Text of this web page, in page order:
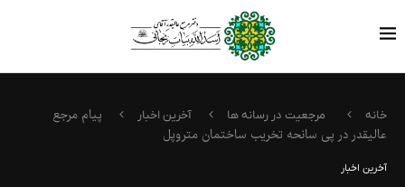
خانه مرجعیت در رسانه ها آخرین اخبار
پیام مرجع
عالیقدر در پی سانحه تخریب ساختمان متروپل
آخرین اخبار